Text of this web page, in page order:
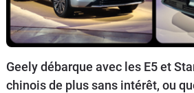
Geely débarque avec les E5 et
chinois de plus sans intérêt, ou